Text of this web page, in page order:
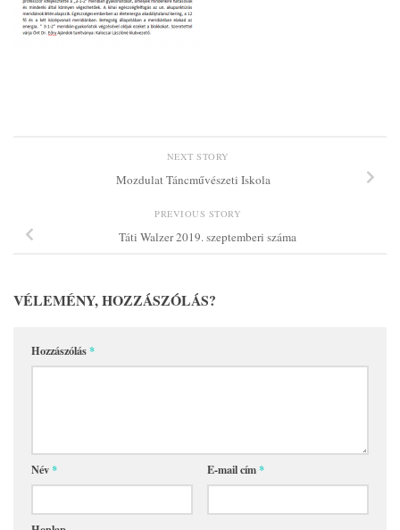
NEXT STORY
Mozdulat Táncművészeti Iskola
PREVIOUS STORY
Táti Walzer 2019. szeptemberi száma
VÉLEMÉNY, HOZZÁSZÓLÁS?
Hozzászólás*
Név* E-mail cím*